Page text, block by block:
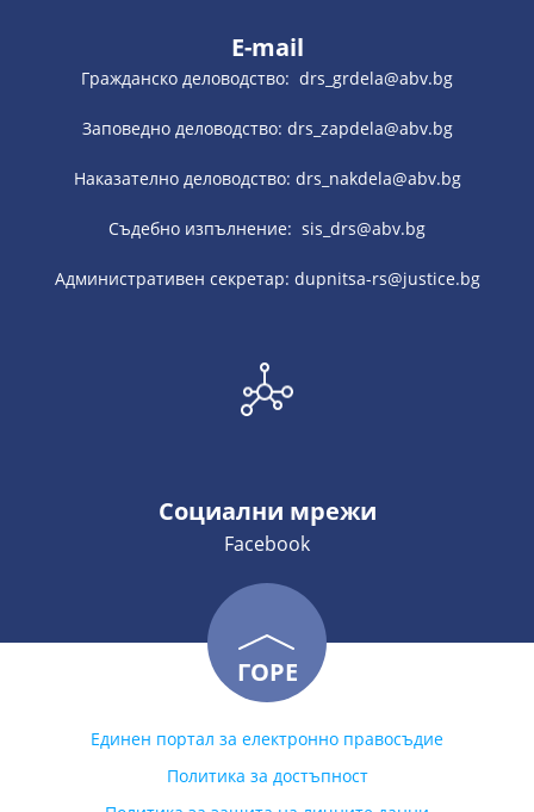
E-mail
Гражданско деловодство: drs_grdela@abv.bg
Заповедно деловодство: drs_zapdela@abv.bg
Наказателно деловодство: drs_nakdela@abv.bg
Съдебно изпълнение: sis_drs@abv.bg
Административен секретар: dupnitsa-rs@justice.bg
Социални мрежи
Facebook
ГОРЕ
Единен портал за електронно правосъдие
Политика за достъпност